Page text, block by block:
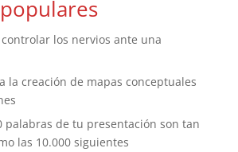
los nervios ante una
la creación de mapas conceptuales
palabras de tu presentación son tan
las 10.000 siguientes